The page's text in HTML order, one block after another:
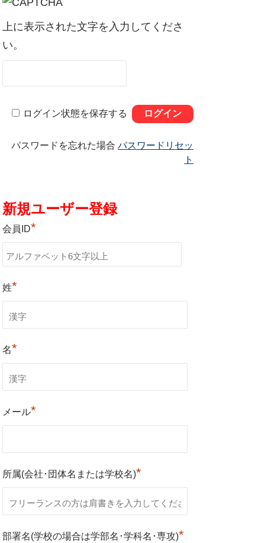
上に表示された文字を入力してくださ
い。
ログイン状態を保存する
パスワードを忘れた場合パスワードリセッ
ト
新規ユーザー登録
会員ID*
姓*
名*
メール*
所属(会社･団体名または学校名)*
部署名(学校の場合は学部名･学科名･専攻)*